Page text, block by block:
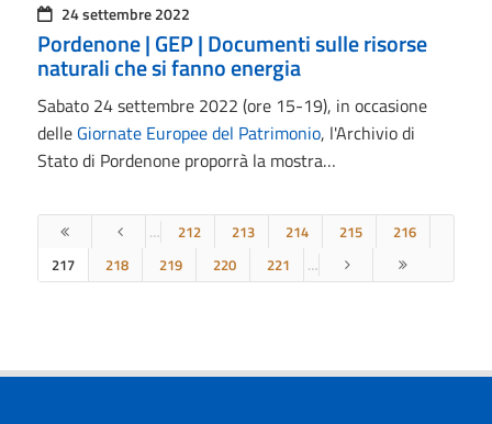
24 settembre 2022
Pordenone | GEP | Documenti sulle risorse
naturali che si fanno energia
Sabato 24 settembre 2022 (ore 15-19), in occasione
delle Giornate Europee del Patrimonio, l'Archivio di
Stato di Pordenone proporrà la mostra…
… 212 213 214 215
216
217
218 219 220 221 …